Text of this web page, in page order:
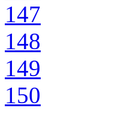
147
148
149
150